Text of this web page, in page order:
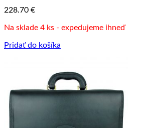
228.70 €
Na sklade 4 ks - expedujeme ihneď
Pridať do košíka